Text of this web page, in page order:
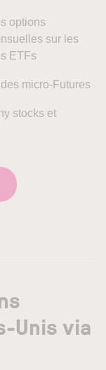
options
sur les
ETFs
micro-Futures
stocks et
Unis via